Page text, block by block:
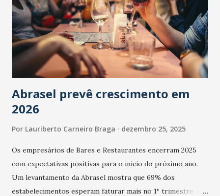
Abrasel prevê crescimento em
2026
Por Lauriberto Carneiro Braga dezembro 25, 2025
Os empresários de Bares e Restaurantes encerram 2025
com expectativas positivas para o início do próximo ano.
Um levantamento da Abrasel mostra que 69% dos
estabelecimentos esperam faturar mais no 1º trimestre de